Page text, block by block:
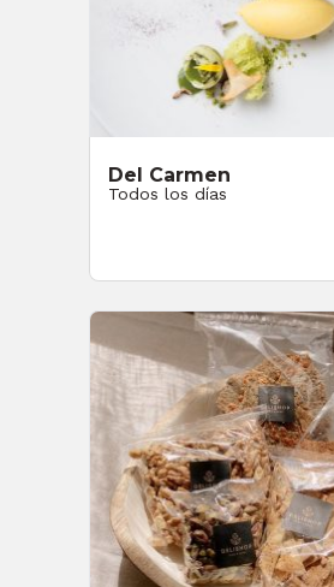
Del Carmen
Todos los días